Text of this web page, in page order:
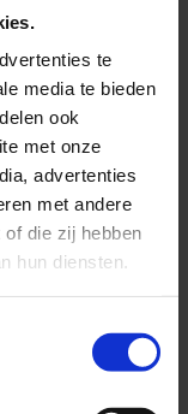
te
media te bieden
ook
met onze
advertenties
met andere
die zij hebben
hun diensten.
de bezoekers
de cliënten. De
(directeur
(directeur
het werken in de
Vervolgens
mee voor een
gebouw, waarbij
en in gesprek